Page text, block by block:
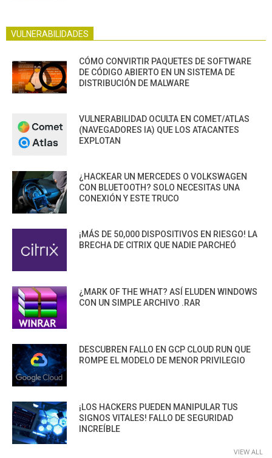
VULNERABILIDADES
CÓMO CONVIRTIR PAQUETES DE SOFTWARE
DE CÓDIGO ABIERTO EN UN SISTEMA DE
DISTRIBUCIÓN DE MALWARE
VULNERABILIDAD OCULTA EN COMET/ATLAS
(NAVEGADORES IA) QUE LOS ATACANTES
EXPLOTAN
¿HACKEAR UN MERCEDES O VOLKSWAGEN
CON BLUETOOTH? SOLO NECESITAS UNA
CONEXIÓN Y ESTE TRUCO
¡MÁS DE 50,000 DISPOSITIVOS EN RIESGO! LA
BRECHA DE CITRIX QUE NADIE PARCHEÓ
¿MARK OF THE WHAT? ASÍ ELUDEN WINDOWS
CON UN SIMPLE ARCHIVO .RAR
DESCUBREN FALLO EN GCP CLOUD RUN QUE
ROMPE EL MODELO DE MENOR PRIVILEGIO
¡LOS HACKERS PUEDEN MANIPULAR TUS
SIGNOS VITALES! FALLO DE SEGURIDAD
INCREÍBLE
VIEW ALL